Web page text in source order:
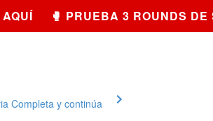
🥊 PRUEBA 3 ROUNDS
Completa y continúa